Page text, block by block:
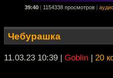
39:40 | 1154338 просмотров |
Чебурашка
11.03.23 10:39 | Goblin | 20